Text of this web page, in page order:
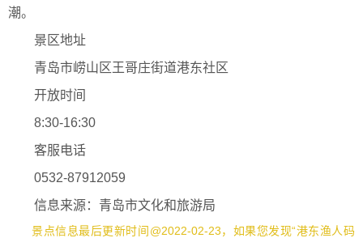
潮。
景区地址
青岛市崂山区王哥庄街道港东社区
开放时间
8:30-16:30
客服电话
0532-87912059
信息来源：青岛市文化和旅游局
景点信息最后更新时间@2022-02-23，如果您发现“港东渔人码